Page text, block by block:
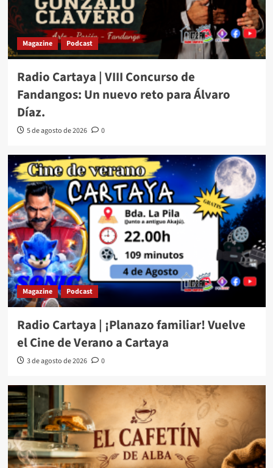
Magazine Podcast
Radio Cartaya | VIII Concurso de
Fandangos: Un nuevo reto para Álvaro
Díaz.
5 de agosto de 2026 0
Magazine Podcast
Radio Cartaya | ¡Planazo familiar! Vuelve
el Cine de Verano a Cartaya
3 de agosto de 2026 0